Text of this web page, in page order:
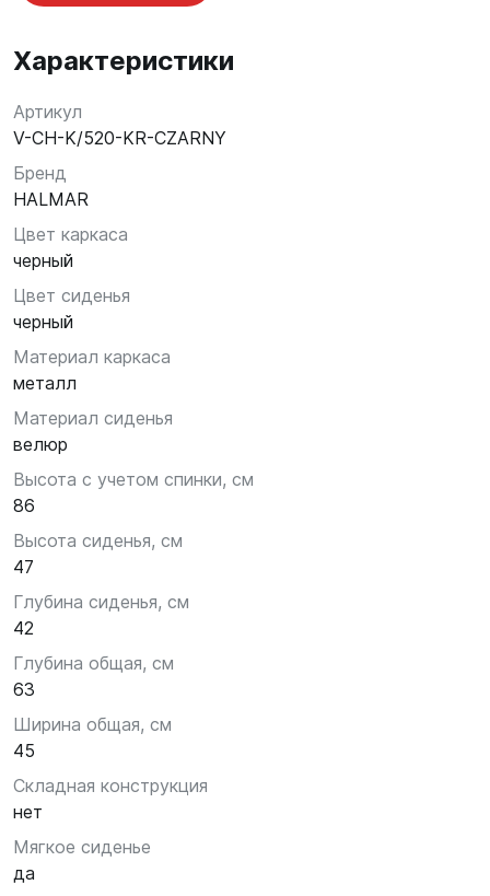
Характеристики
Артикул
V-CH-K/520-KR-CZARNY
Бренд
HALMAR
Цвет каркаса
черный
Цвет сиденья
черный
Материал каркаса
металл
Материал сиденья
велюр
Высота с учетом спинки, см
86
Высота сиденья, см
47
Глубина сиденья, см
42
Глубина общая, см
63
Ширина общая, см
45
Складная конструкция
нет
Мягкое сиденье
да